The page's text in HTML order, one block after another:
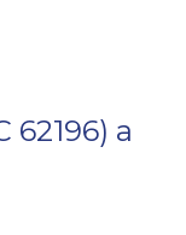
62196) a